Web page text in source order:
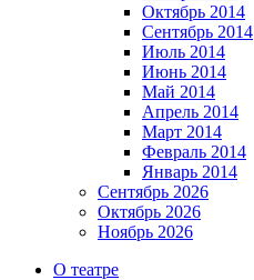
Октябрь 2014
Сентябрь 2014
Июль 2014
Июнь 2014
Май 2014
Апрель 2014
Март 2014
Февраль 2014
Январь 2014
Сентябрь 2026
Октябрь 2026
Ноябрь 2026
О театре